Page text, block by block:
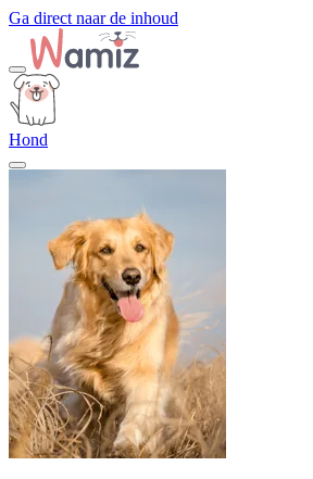
Ga direct naar de inhoud
Hond